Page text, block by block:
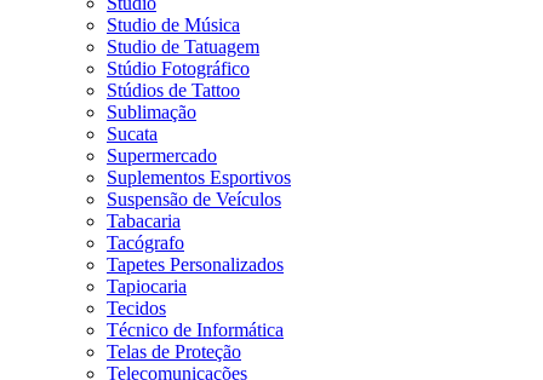
Studio de Música
Studio de Tatuagem
Stúdio Fotográfico
Stúdios de Tattoo
Sublimação
Sucata
Supermercado
Suplementos Esportivos
Suspensão de Veículos
Tabacaria
Tacógrafo
Tapetes Personalizados
Tapiocaria
Tecidos
Técnico de Informática
Telas de Proteção
Telecomunicações